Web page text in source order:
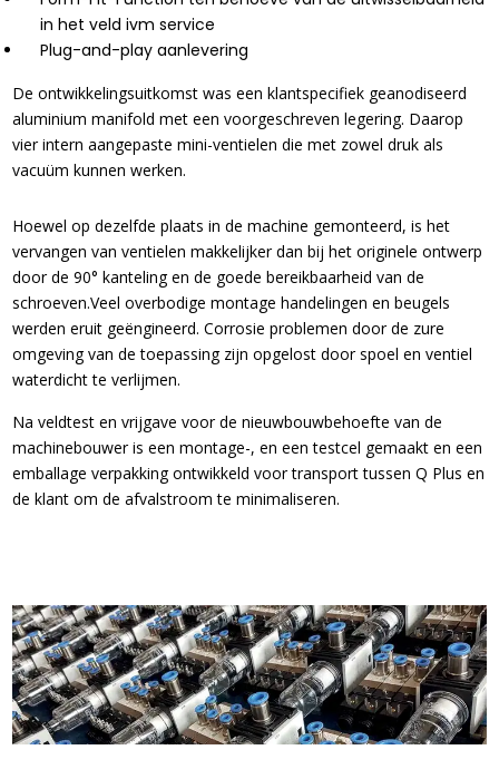
in het veld ivm service
Plug-and-play aanlevering
De ontwikkelingsuitkomst was een klantspecifiek geanodiseerd
aluminium manifold met een voorgeschreven legering. Daarop
vier intern aangepaste mini-ventielen die met zowel druk als
vacuüm kunnen werken.
Hoewel op dezelfde plaats in de machine gemonteerd, is het
vervangen van ventielen makkelijker dan bij het originele ontwerp
door de 90° kanteling en de goede bereikbaarheid van de
schroeven.Veel overbodige montage handelingen en beugels
werden eruit geëngineerd. Corrosie problemen door de zure
omgeving van de toepassing zijn opgelost door spoel en ventiel
waterdicht te verlijmen.
Na veldtest en vrijgave voor de nieuwbouwbehoefte van de
machinebouwer is een montage-, en een testcel gemaakt en een
emballage verpakking ontwikkeld voor transport tussen Q Plus en
de klant om de afvalstroom te minimaliseren.